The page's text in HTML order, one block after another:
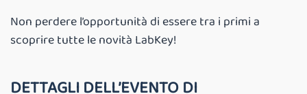
Non perdere l’opportunità di essere tra i primi a
scoprire tutte le novità LabKey!
DETTAGLI DELL’EVENTO DI